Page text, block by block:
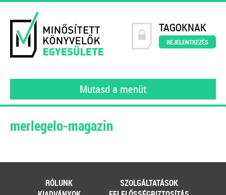
TAGOKNAK
BEJELENTKEZÉS
Mutasd a menüt
merlegelo-magazin
RÓLUNK
SZOLGÁLTATÁSOK